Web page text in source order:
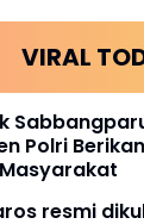
VIRAL
Polri
resmi